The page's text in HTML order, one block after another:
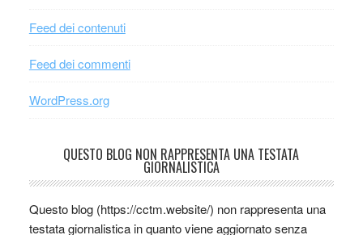
Feed dei contenuti
Feed dei commenti
WordPress.org
QUESTO BLOG NON RAPPRESENTA UNA TESTATA
GIORNALISTICA
Questo blog (https://cctm.website/) non rappresenta una
testata giornalistica in quanto viene aggiornato senza